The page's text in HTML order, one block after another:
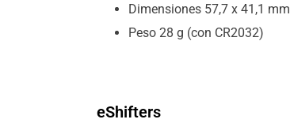
Dimensiones 57,7 x 41,1 mm
Peso 28 g (con CR2032)
eShifters